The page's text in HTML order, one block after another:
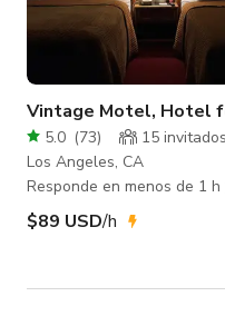
Vintage Motel, Hotel
5.0 (73)
15 invitados
Los Angeles, CA
Responde en menos de 1 h
$89 USD/h